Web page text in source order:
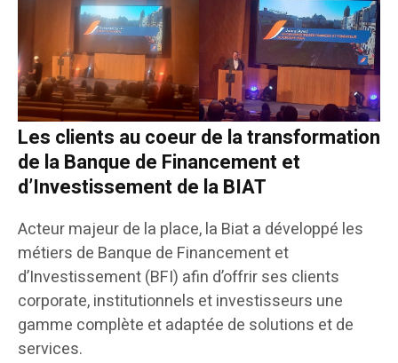
Les clients au coeur de la transformation
de la Banque de Financement et
d’Investissement de la BIAT
Acteur majeur de la place, la Biat a développé les
métiers de Banque de Financement et
d’Investissement (BFI) afin d’offrir ses clients
corporate, institutionnels et investisseurs une
gamme complète et adaptée de solutions et de
services.